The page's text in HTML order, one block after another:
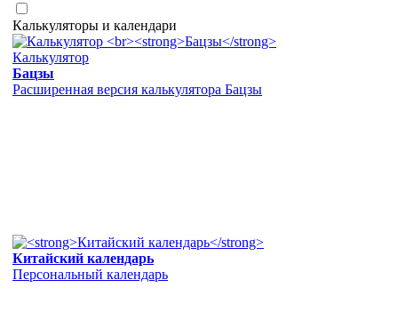
Калькуляторы и календари
Калькулятор
Бацзы
Расширенная версия калькулятора Бацзы
Китайский календарь
Персональный календарь